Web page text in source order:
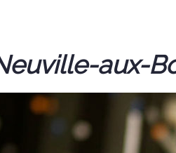
aux-